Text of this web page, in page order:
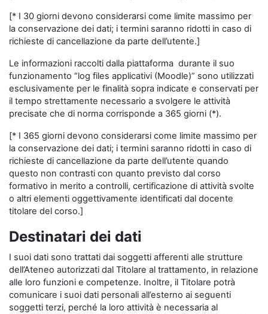
[* I 30 giorni devono considerarsi come limite massimo per
la conservazione dei dati; i termini saranno ridotti in caso di
richieste di cancellazione da parte dell’utente.]
Le informazioni raccolti dalla piattaforma durante il suo
funzionamento “log files applicativi (Moodle)” sono utilizzati
esclusivamente per le finalità sopra indicate e conservati per
il tempo strettamente necessario a svolgere le attività
precisate che di norma corrisponde a 365 giorni (*).
[* I 365 giorni devono considerarsi come limite massimo per
la conservazione dei dati; i termini saranno ridotti in caso di
richieste di cancellazione da parte dell’utente quando
questo non contrasti con quanto previsto dal corso
formativo in merito a controlli, certificazione di attività svolte
o altri elementi oggettivamente identificati dal docente
titolare del corso.]
Destinatari dei dati
I suoi dati sono trattati dai soggetti afferenti alle strutture
dell’Ateneo autorizzati dal Titolare al trattamento, in relazione
alle loro funzioni e competenze. Inoltre, il Titolare potrà
comunicare i suoi dati personali all’esterno ai seguenti
soggetti terzi, perché la loro attività è necessaria al